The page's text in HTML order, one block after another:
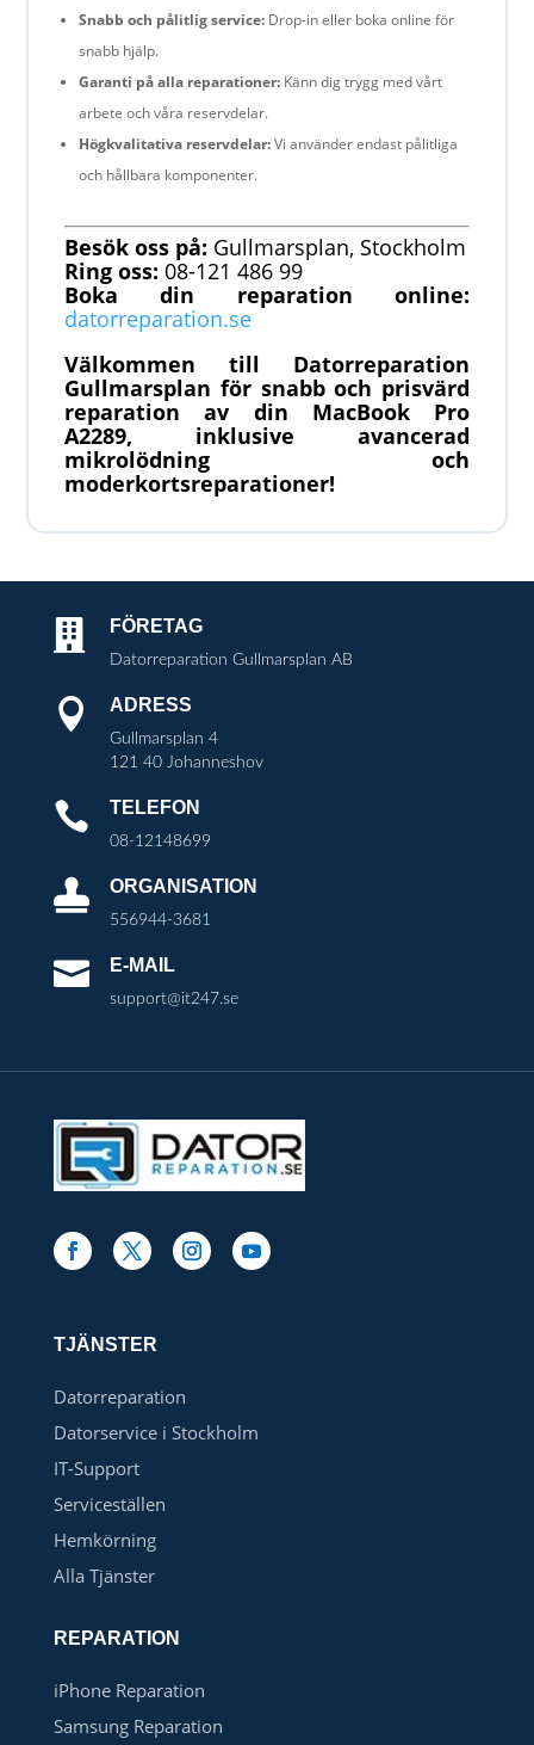
Snabb och pålitlig service: Drop-in eller boka online för
snabb hjälp.
Garanti på alla reparationer: Känn dig trygg med vårt
arbete och våra reservdelar.
Högkvalitativa reservdelar:Vi använder endast pålitliga
och hållbara komponenter.
Besök oss på: Gullmarsplan, Stockholm
Ring oss: 08-121 486 99
Boka din reparation online:
datorreparation.se
Välkommen till Datorreparation
Gullmarsplan för snabb och prisvärd
reparation av din MacBook Pro
A2289, inklusive avancerad
mikrolödning och
moderkortsreparationer!
 FÖRETAG
Datorreparation Gullmarsplan AB
 ADRESS
Gullmarsplan 4
121 40 Johanneshov
 TELEFON
08-12148699
 ORGANISATION
556944-3681
 E-MAIL
support@it247.se
TJÄNSTER
Datorreparation
Datorservice i Stockholm
IT-Support
Serviceställen
Hemkörning
Alla Tjänster
REPARATION
iPhone Reparation
Samsung Reparation